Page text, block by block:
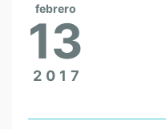
febrero
13
2017